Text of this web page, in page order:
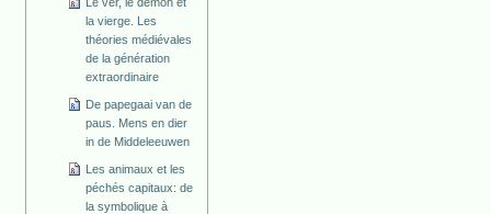
la vierge. Les
théories médiévales
de la génération
extraordinaire
De papegaai van de
paus. Mens en dier
in de Middeleeuwen
Les animaux et les
péchés capitaux: de
la symbolique à